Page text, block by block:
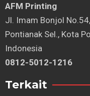
AFM Printing
⁠Jl. Imam Bonjol
Pontianak Sel., Kota
Indonesia
0812-5012-1216
Terkait